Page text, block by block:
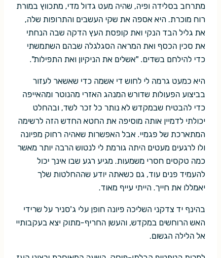
מתרחב בסלידה ופיה, שהיה מעט גדול מדי, מתכווץ במורת
רוח מוכרת. היא אספה את שקי העשבים והתרופות שלה,
את גליל הבד הנקי ואת קופסת העץ הדקה שבה הנחתי
את סכין הכסף ואת המראה הסגלגלה שבהם השתמשתי
כדי להילחם בשדים. "אשלים את הניקיון ואת התפילות".
היא כמעט גרמה לי לחוש די אשמה כדי שאשאר לעזור
בביצוע הפעולות שדורש המנהג האזרי מהנוטר ומהאייפה
כדי להבטיח שבמקדש לא נותר כל זכר לשד, ובהחלט
יכולתי לדמיין אותה מוסיפה את החטא החדש הזה לרשימה
המתארכת של פגמיי. אבל האפשרות שאהיה רחוק מפיונה
ולו לרגעים מעטים היתה גורמת לי לנטוש הרבה יותר מאשר
כמה טקסים חסרי משמעות. מגיע רגע שבו אינך יכול
להעמיד פנים עוד, גם כשאתה יודע שההחלטות שלך
יאמללו את חייך. הייתי עייף מאוד.
בהינף יד צדקני השליכה פיונה חופן עלי ג'סניר על שרידי
האש הרוחשים במקדש, והעשן החריף-מתוק יצא בעקבותיי
אל הלילה הגשום.